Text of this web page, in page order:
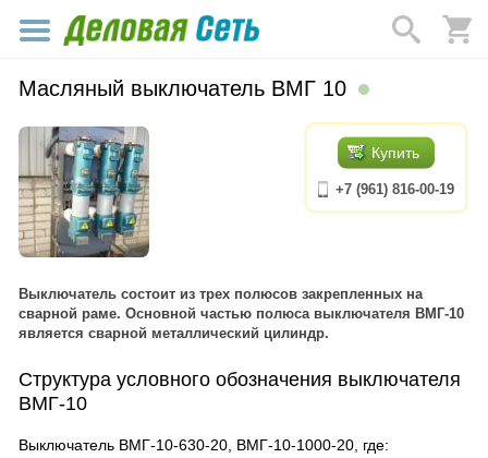
Масляный выключатель ВМГ 10
Купить
+7 (961) 816-00-19
Выключатель состоит из трех полюсов закрепленных на
сварной раме. Основной частью полюса выключателя ВМГ-10
является сварной металлический цилиндр.
Структура условного обозначения выключателя
ВМГ-10
Выключатель ВМГ-10-630-20, ВМГ-10-1000-20, где: